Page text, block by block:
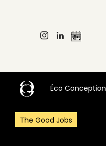
Éco Conception
The Good Jobs